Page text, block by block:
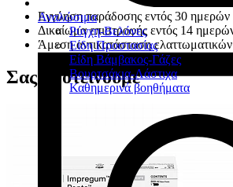
Αναλώσιμα
Ρύγχη-Βελόνες
Είδη Προστασίας
Είδη Βάμβακος-Γάζες
Βουρτσάκια-Λάστιχα
Καθημερινά βοηθήματα
Εγγύηση παράδοσης εντός 30 ημερών
Δικαίωμα επιστροφής εντός 14
Άμεση αντικατάσταση
Σας προτείνουμε